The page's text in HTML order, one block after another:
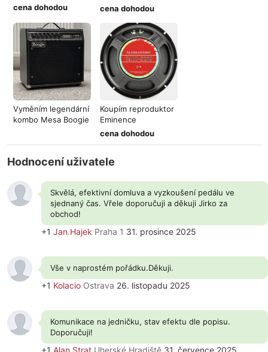
cena dohodou
Shure KS
cena dohodou
Vyměním legendární
kombo Mesa Boogie
Koupím reproduktor
Eminence
Alessandro GA10-S
cena dohodou
Hodnocení uživatele
Skvělá, efektivní domluva a vyzkoušení pedálu ve
sjednaný čas. Vřele doporučuji a děkuji Jirko za
obchod!
+1 Jan.Hajek Praha 1 31. prosince 2025
Vše v naprostém pořádku.Děkuji.
+1 Kolacio Ostrava 26. listopadu 2025
Komunikace na jedničku, stav efektu dle popisu.
Doporučuji!
+1 Alan.Strat Uherské Hradiště 31. července 2025